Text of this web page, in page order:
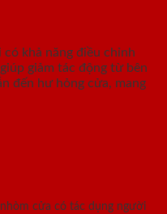
khả năng điều chỉnh
giúp giảm tác động từ bên
đến hư hỏng cửa, mang
cửa có tác dụng người